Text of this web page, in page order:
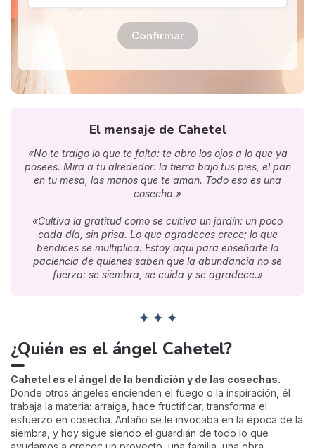
Confirmar
El mensaje de Cahetel
«No te traigo lo que te falta: te abro los ojos a lo que ya
posees. Mira a tu alrededor: la tierra bajo tus pies, el pan
en tu mesa, las manos que te aman. Todo eso es una
cosecha.»
«Cultiva la gratitud como se cultiva un jardín: un poco
cada día, sin prisa. Lo que agradeces crece; lo que
bendices se multiplica. Estoy aquí para enseñarte la
paciencia de quienes saben que la abundancia no se
fuerza: se siembra, se cuida y se agradece.»
✦ ✦ ✦
¿Quién es el ángel Cahetel?
Cahetel es el ángel de la bendición y de las cosechas.
Donde otros ángeles encienden el fuego o la inspiración, él
trabaja la materia: arraiga, hace fructificar, transforma el
esfuerzo en cosecha. Antaño se le invocaba en la época de la
siembra, y hoy sigue siendo el guardián de todo lo que